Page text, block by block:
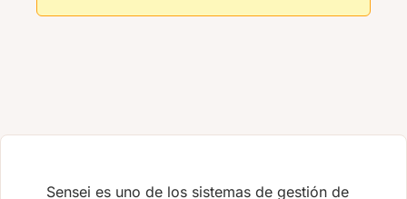
Sensei es uno de los sistemas de gestión de